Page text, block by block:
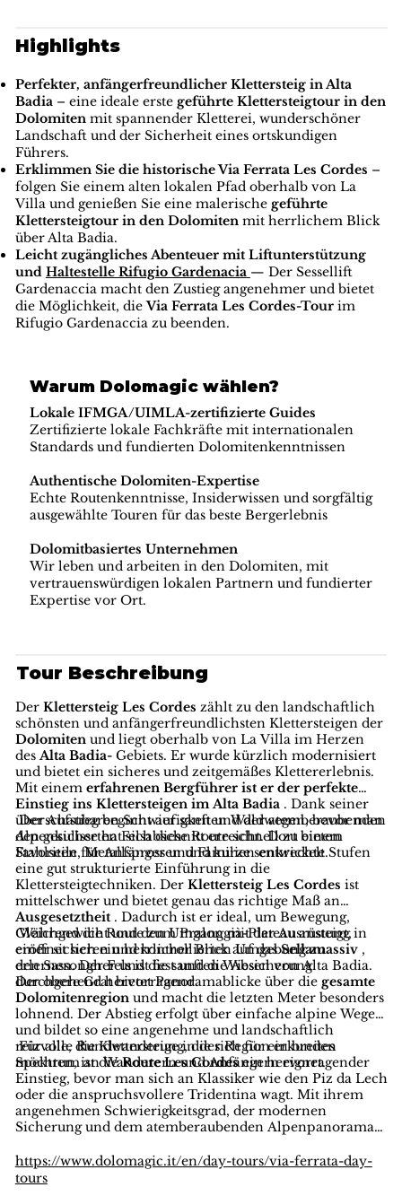
Highlights
Perfekter, anfängerfreundlicher Klettersteig in Alta
Badia – eine ideale erste geführte Klettersteigtour in den
Dolomiten mit spannender Kletterei, wunderschöner
Landschaft und der Sicherheit eines ortskundigen
Führers.
Erklimmen Sie die historische Via Ferrata Les Cordes –
folgen Sie einem alten lokalen Pfad oberhalb von La
Villa und genießen Sie eine malerische geführte
Klettersteigtour in den Dolomiten mit herrlichem Blick
über Alta Badia.
Leicht zugängliches Abenteuer mit Liftunterstützung
und Haltestelle Rifugio Gardenacia — Der Sessellift
Gardenaccia macht den Zustieg angenehmer und bietet
die Möglichkeit, dieVia Ferrata Les Cordes-Tourim
Rifugio Gardenaccia zu beenden.
Warum Dolomagic wählen?
Lokale IFMGA/UIMLA-zertifizierte Guides
Zertifizierte lokale Fachkräfte mit internationalen
Standards und fundierten Dolomitenkenntnissen
Authentische Dolomiten-Expertise
Echte Routenkenntnisse, Insiderwissen und sorgfältig
ausgewählte Touren für das beste Bergerlebnis
Dolomitbasiertes Unternehmen
Wir leben und arbeiten in den Dolomiten, mit
vertrauenswürdigen lokalen Partnern und fundierter
Expertise vor Ort.
Tour Beschreibung
DerKlettersteig Les Cordes zählt zu den landschaftlich
schönsten und anfängerfreundlichsten Klettersteigen der
Dolomiten und liegt oberhalb von La Villa im Herzen
desAlta Badia- Gebiets. Er wurde kürzlich modernisiert
und bietet ein sicheres und zeitgemäßes Klettererlebnis.
Mit einemerfahrenen Bergführer ist er der perfekte
Einstieg ins Klettersteigen im Alta Badia . Dank seiner
überschaubaren Schwierigkeit und der atemberaubenden
Alpenkulisse hat sich diese Route schnell zu einem
Favoriten für Anfänger und Familien entwickelt.
Der Aufstieg beginnt auf sanften Waldwegen, bevor man
den gesicherten Felsabschnitt erreicht. Dort bieten
Stahlseile, Metallsprossen und kurze senkrechte Stufen
eine gut strukturierte Einführung in die
Klettersteigtechniken. DerKlettersteig Les Cordes ist
mittelschwer und bietet genau das richtige Maß an
Ausgesetztheit . Dadurch ist er ideal, um Bewegung,
Gleichgewicht und den Umgang mit der Ausrüstung in
einer sicheren und kontrollierten Umgebung zu
erlernen. Der Fels ist fest und die Absicherung
durchgehend hervorragend.
Während die Route zum Pralongià-Plateau ansteigt,
eröffnet sich ein herrlicher Blick auf dasSellamassiv ,
den Sassongher und die sanften Wiesen von Alta Badia.
Der obere Grat bietet Panoramablicke über die gesamte
Dolomitenregion und macht die letzten Meter besonders
lohnend. Der Abstieg erfolgt über einfache alpine Wege
und bildet so eine angenehme und landschaftlich
reizvolle Rundwanderung, die sich für ein breites
Spektrum an Wanderern und Anfängern eignet.
Für alle, die Klettersteige in der Region erkunden
möchten, ist dieRoute Les Cordesein hervorragender
Einstieg, bevor man sich an Klassiker wie den Piz da Lech
oder die anspruchsvollere Tridentina wagt. Mit ihrem
angenehmen Schwierigkeitsgrad, der modernen
Sicherung und dem atemberaubenden Alpenpanorama
zu den besten Klettersteig-Einsteigertouren in den
Dolomiten – perfekt für Familien, Anfänger und alle, die
https://www.dolomagic.it/en/day-tours/via-ferrata-day-
tours